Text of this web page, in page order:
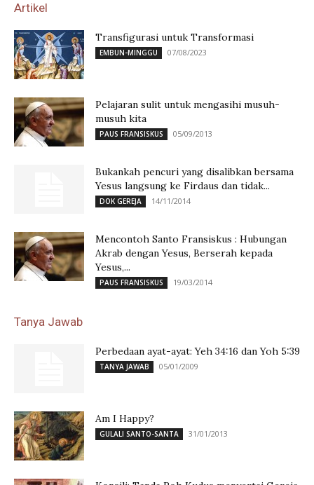
Artikel
Transfigurasi untuk Transformasi
EMBUN-MINGGU 07/08/2023
Pelajaran sulit untuk mengasihi musuh-
musuh kita
PAUS FRANSISKUS 05/09/2013
Bukankah pencuri yang disalibkan bersama
Yesus langsung ke Firdaus dan tidak...
DOK GEREJA 14/11/2014
Mencontoh Santo Fransiskus : Hubungan
Akrab dengan Yesus, Berserah kepada
Yesus,...
PAUS FRANSISKUS 19/03/2014
Tanya Jawab
Perbedaan ayat-ayat: Yeh 34:16 dan Yoh 5:39
TANYA JAWAB 05/01/2009
Am I Happy?
GULALI SANTO-SANTA 31/01/2013